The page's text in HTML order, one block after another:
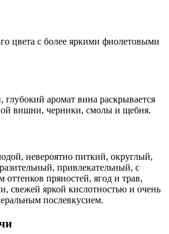
цвета с более яркими фиолетовыми
аромат вина раскрывается
вишни, черники, смолы и щебня.
невероятно питкий, округлый,
привлекательный, с
оттенков пряностей, ягод и трав,
свежей яркой кислотностью и очень
послевкусием.